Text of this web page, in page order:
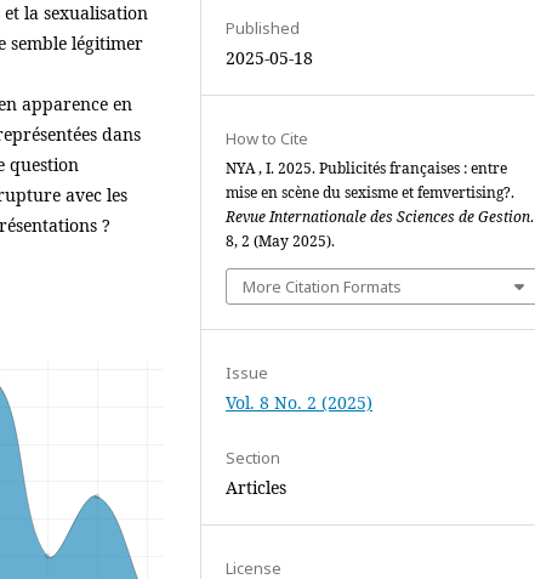
la sexualisation
semble légitimer
apparence en
dans
question
avec les
?
Published
2025-05-18
How to Cite
NYA , I. 2025. Publicités françaises : entre
mise en scène du sexisme et femvertising?.
Revue Internationale des Sciences de Gestion.
8, 2 (May 2025).
More Citation Formats
Issue
Vol. 8 No. 2 (2025)
Section
Articles
License